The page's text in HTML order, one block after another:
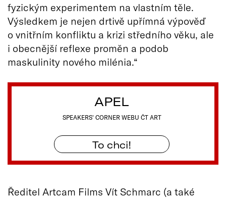
fyzickým experimentem na vlastním těle.
Výsledkem je nejen drtivě upřímná výpověď
o vnitřním konfliktu a krizi středního věku, ale
i obecnější reflexe proměn a podob
maskulinity nového milénia.“
APEL
SPEAKERS' CORNER WEBU ČT ART
To chci!
Ředitel Artcam Films Vít Schmarc (a také